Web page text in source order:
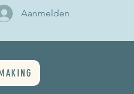
Aanmelden